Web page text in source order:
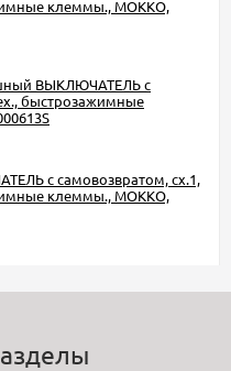
клеммы., МОККО,
ВЫКЛЮЧАТЕЛЬ с
быстрозажимные
с самовозвратом, сх.1,
клеммы., МОККО,